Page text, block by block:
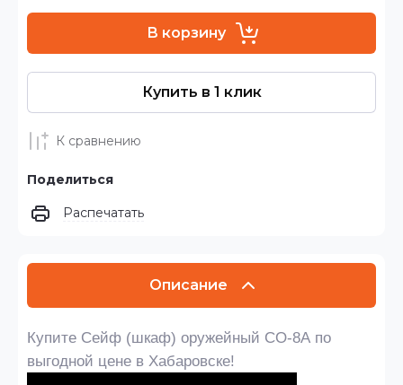
В корзину
Купить в 1 клик
К сравнению
Поделиться
Распечатать
Описание
Купите Сейф (шкаф) оружейный СО-8А по
выгодной цене в Хабаровске!